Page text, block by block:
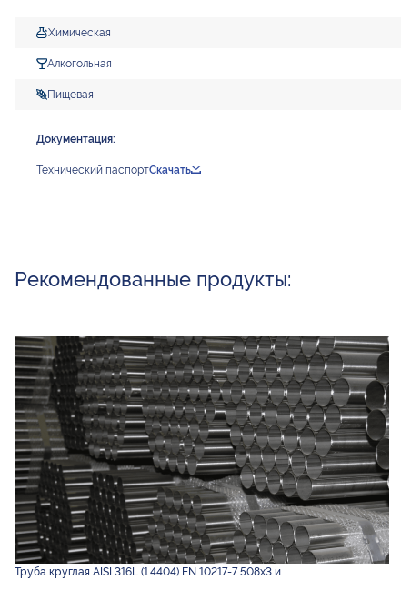
Химическая
Алкогольная
Пищевая
Документация:
Технический паспортСкачать
Рекомендованные продукты:
Труба круглая AISI 316L (1.4404) EN 10217-7 508х3 и